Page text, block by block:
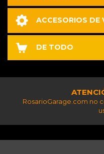
ACCESORIOS DE
DE TODO
RosarioGarage.com no